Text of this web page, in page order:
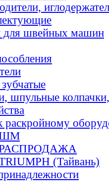
для швейных машин
шпульные
раскройному
ШМ
РАСПРОДАЖА
(Тайвань)